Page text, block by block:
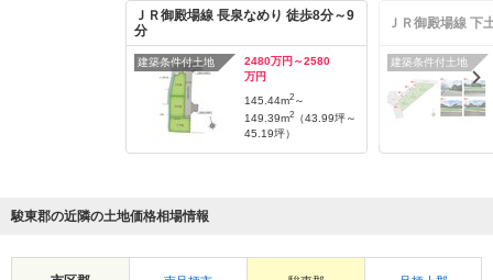
ＪＲ御殿場線 長泉なめり 徒歩8分～9
分
建築条件付土地
2480万円～2580
万円
145.44m2 ～
149.39m2 （43.99坪～
45.19坪）
ＪＲ御殿場線 下
建築条件付土地
駿東郡の近隣の土地価格相場情報